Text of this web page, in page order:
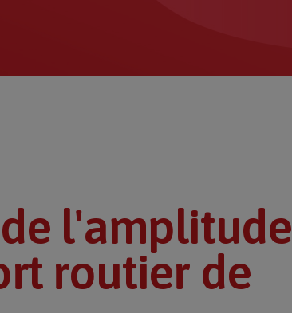
l'amplitude
routier de